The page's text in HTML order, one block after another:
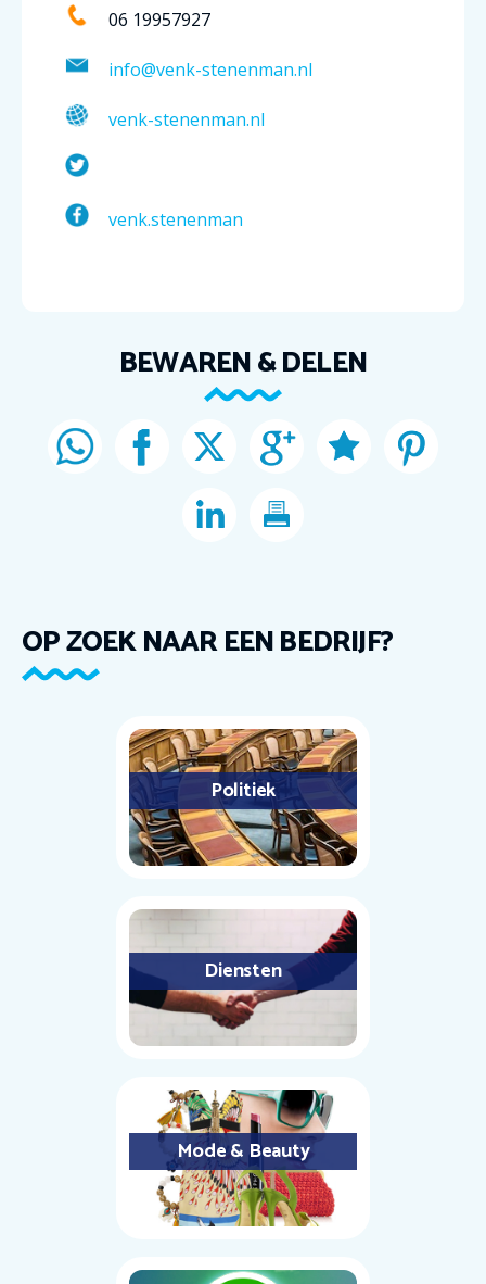
06 19957927
info@venk-stenenman.nl
venk-stenenman.nl
venk.stenenman
BEWAREN & DELEN
OP ZOEK NAAR EEN BEDRIJF?
Politiek
Diensten
Mode & Beauty